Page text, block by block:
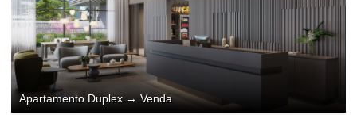
Apartamento Duplex → Venda